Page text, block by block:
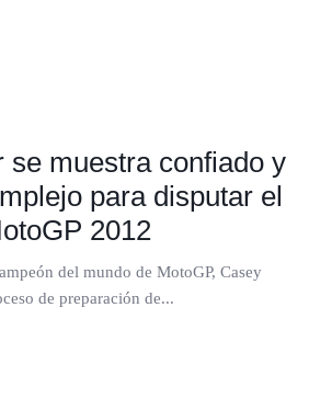
se muestra confiado y
para disputar el
2012
del mundo de MotoGP, Casey
de preparación de...